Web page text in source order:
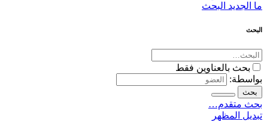
ما الجديد البحث
البحث
بحث بالعناوين فقط
بواسطة:
بحث
بحث متقدم…
تبديل المظهر